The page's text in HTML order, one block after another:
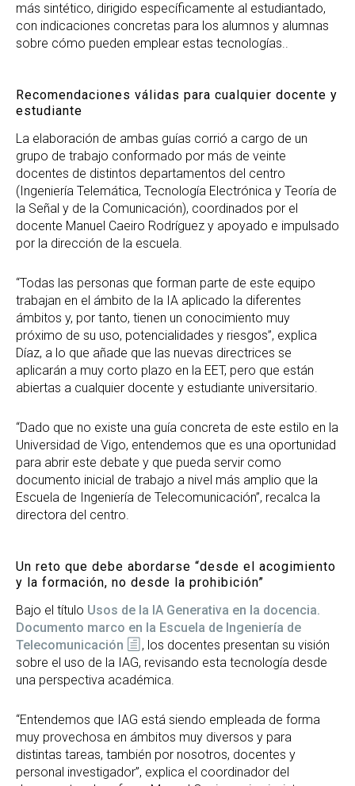
más sintético, dirigido específicamente al estudiantado,
con indicaciones concretas para los alumnos y alumnas
sobre cómo pueden emplear estas tecnologías..
Recomendaciones válidas para cualquier docente y
estudiante
La elaboración de ambas guías corrió a cargo de un
grupo de trabajo conformado por más de veinte
docentes de distintos departamentos del centro
(Ingeniería Telemática, Tecnología Electrónica y Teoría de
la Señal y de la Comunicación), coordinados por el
docente Manuel Caeiro Rodríguez y apoyado e impulsado
por la dirección de la escuela.
“Todas las personas que forman parte de este equipo
trabajan en el ámbito de la IA aplicado la diferentes
ámbitos y, por tanto, tienen un conocimiento muy
próximo de su uso, potencialidades y riesgos”, explica
Díaz, a lo que añade que las nuevas directrices se
aplicarán a muy corto plazo en la EET, pero que están
abiertas a cualquier docente y estudiante universitario.
“Dado que no existe una guía concreta de este estilo en la
Universidad de Vigo, entendemos que es una oportunidad
para abrir este debate y que pueda servir como
documento inicial de trabajo a nivel más amplio que la
Escuela de Ingeniería de Telecomunicación”, recalca la
directora del centro.
Un reto que debe abordarse “desde el acogimiento
y la formación, no desde la prohibición”
Bajo el título Usos de la IA Generativa en la docencia.
Documento marco en la Escuela de Ingeniería de
Telecomunicación
, los docentes presentan su visión
sobre el uso de la IAG, revisando esta tecnología desde
una perspectiva académica.
“Entendemos que IAG está siendo empleada de forma
muy provechosa en ámbitos muy diversos y para
distintas tareas, también por nosotros, docentes y
personal investigador”, explica el coordinador del